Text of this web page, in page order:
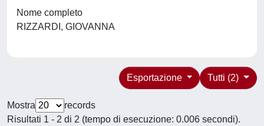
Nome completo
RIZZARDI, GIOVANNA
Tutti (2)
Esportazione
Mostra
records
Risultati 1 - 2 di 2 (tempo di esecuzione: 0.006 secondi).